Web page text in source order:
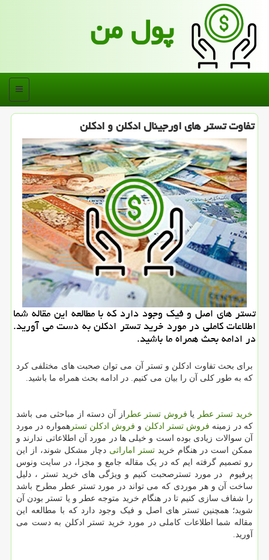
پول من
منو
تفاوت تستر های اورجینال ادكلن و ادكلن
تستر های اصل و فیك وجود دارد كه با مطالعه این مقاله شما
اطلاعات كاملی در مورد خرید تستر ادكلن به دست می آورید.
در ادامه بحث همراه ما باشید.
برای بحث تفاوت ادکلن و تستر آن می توان صحبت های مختلفی كرد
كه به طور كلی آن را بیان می كنیم. در ادامه بحث همراه ما باشید.
خرید تستر عطر یا فروش تستر عطر از آن دسته از مباحثی می باشد
که در زمینه فروش تستر ادکلن و فروش ادکلن تسترهمواره در مورد
آن سوالات زیادی بوده است و خیلی ها در مورد آن اطلاعاتی ندارند و
ممکن است در هنگام خرید تستر اماراتی دچار مشکل شوند، از این
رو تصمیم گرفته ایم که در یک مقاله جامع و مجزا، در سایت ونوس
پرفیوم در مورد تسترصحبت کنیم و ویژگی های خرید تستر ، دلیل
ساخت آن و هر موردی که می تواند در مورد تستر عطر مطرح باشد
را شفاف سازی کنیم تا در هنگام خرید متوجه عطر و یا تستر بودن آن
شوید؛ همچنین تستر های اصل و فیک وجود دارد که با مطالعه این
مقاله شما اطلاعات کاملی در مورد خرید تستر ادکلن به دست می
آورید.